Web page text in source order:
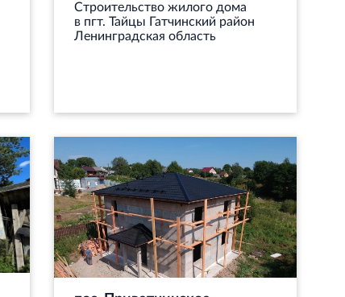
Строительство жилого дома
в пгт. Тайцы Гатчинский район
Ленинградская область